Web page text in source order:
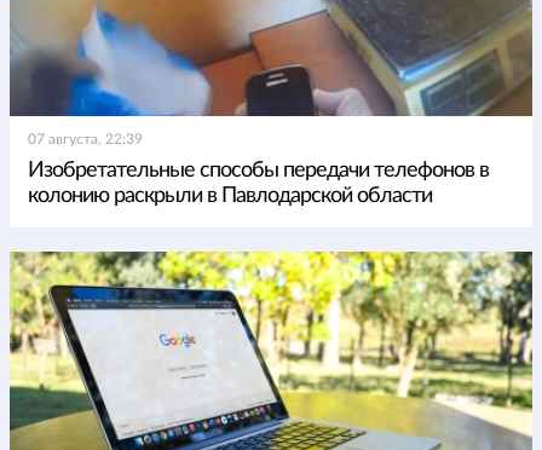
07 августа, 22:39
Изобретательные способы передачи телефонов в
колонию раскрыли в Павлодарской области